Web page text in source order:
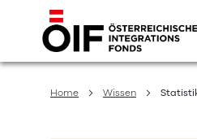
Direkt
zum
Home Wissen